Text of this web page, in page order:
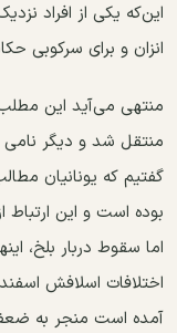
این‌که یکی از افراد
انزان و برای سرکوبی
منتهی می‌آید این
منتقل شد و دیگر نامی
گفتیم که یونانیان
بوده است و این
اما سقوط دربار بلخ،
اختلافات اسلافش
آمده است منجر به